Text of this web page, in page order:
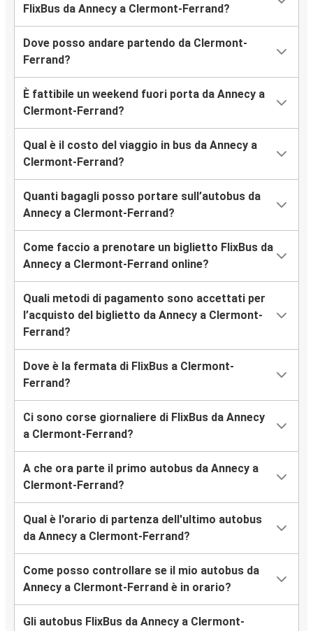
FlixBus da Annecy a Clermont-Ferrand?
Dove posso andare partendo da Clermont-
Ferrand?
È fattibile un weekend fuori porta da Annecy a
Clermont-Ferrand?
Qual è il costo del viaggio in bus da Annecy a
Clermont-Ferrand?
Quanti bagagli posso portare sull’autobus da
Annecy a Clermont-Ferrand?
Come faccio a prenotare un biglietto FlixBus da
Annecy a Clermont-Ferrand online?
Quali metodi di pagamento sono accettati per
l’acquisto del biglietto da Annecy a Clermont-
Ferrand?
Dove è la fermata di FlixBus a Clermont-
Ferrand?
Ci sono corse giornaliere di FlixBus da Annecy
a Clermont-Ferrand?
A che ora parte il primo autobus da Annecy a
Clermont-Ferrand?
Qual è l'orario di partenza dell'ultimo autobus
da Annecy a Clermont-Ferrand?
Come posso controllare se il mio autobus da
Annecy a Clermont-Ferrand è in orario?
Gli autobus FlixBus da Annecy a Clermont-